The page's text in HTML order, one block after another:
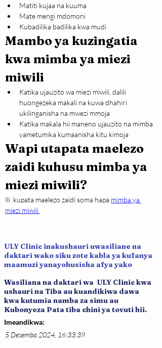
Matiti kujaa na kuuma
Mate mengi mdomoni
Kubadilika badilika kwa mudi
Mambo ya kuzingatia
kwa mimba ya miezi
miwili
Katika ujauzito wa miezi miwili, dalili
huongezeka makali na kuwa dhahiri
ukilinganisha na mwezi mmoja
Katika makala hii maneno ujauzito na mimba
yametumika kumaanisha kitu kimoja
Wapi utapata maelezo
zaidi kuhusu mimba ya
miezi miwili?
Ili  kupata maelezo zaidi soma hapa mimba ya
miezi miwili
ULY Clinic inakushauri uwasiliane na
daktari wako siku zote kabla ya kufanya
maamuzi yanayohusisha afya yako
Wasiliana na daktari wa ULY Clinic kwa
ushauri na Tiba au kuandikiwa dawa
kwa kutumia namba za simu au
Kubonyeza Pata tiba chini ya tovuti hii.
Imeandikwa:
5 Desemba 2024, 16:33:39